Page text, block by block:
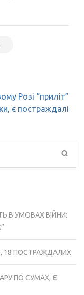
Розі “приліт”
є постраждалі
В УМОВАХ ВІЙНИ:
18 ПОСТРАЖДАЛИХ
ПО СУМАХ, Є